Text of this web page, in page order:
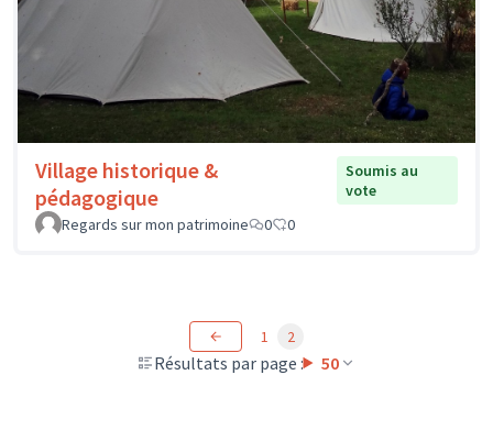
Village historique &
pédagogique
Soumis au
vote
Regards sur mon patrimoine
0 0
Résultats par page : 50
1 2